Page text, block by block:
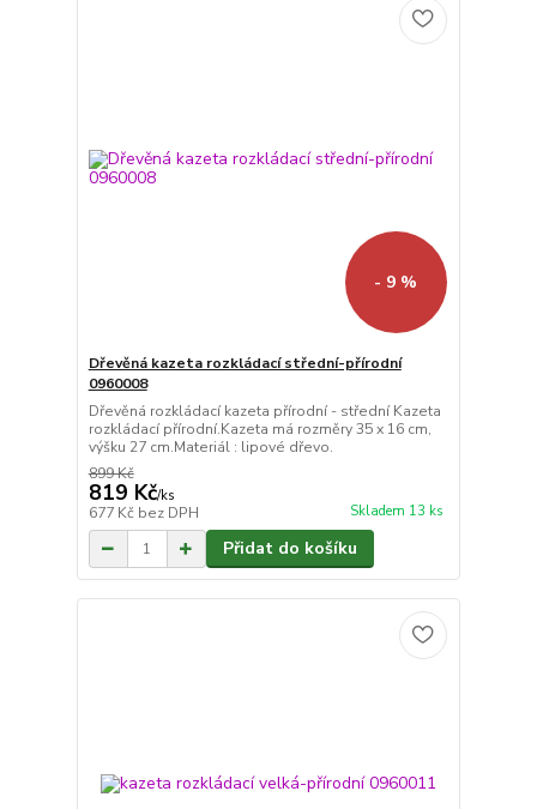
- 9 %
Dřevěná kazeta rozkládací střední-přírodní
0960008
Dřevěná rozkládací kazeta přírodní - střední Kazeta
rozkládací přírodní.Kazeta má rozměry 35 x 16 cm,
výšku 27 cm.Materiál : lipové dřevo.
899 Kč
819 Kč/ks
677 Kč bez DPH Skladem 13 ks
Přidat do košíku